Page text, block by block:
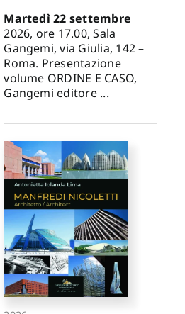
Martedì 22 settembre
2026, ore 17.00, Sala
Gangemi, via Giulia, 142 –
Roma. Presentazione
volume ORDINE E CASO,
Gangemi editore ...